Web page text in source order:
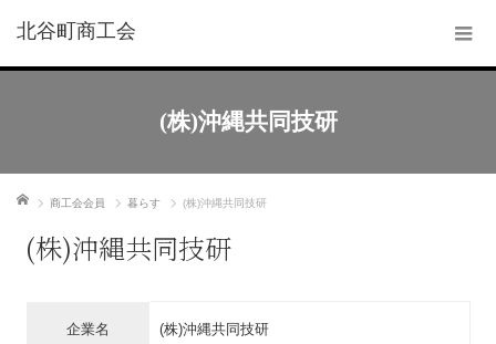
北谷町商工会
(株)沖縄共同技研
ホーム 商工会会員 暮らす (株)沖縄共同技研
(株)沖縄共同技研
企業名 (株)沖縄共同技研